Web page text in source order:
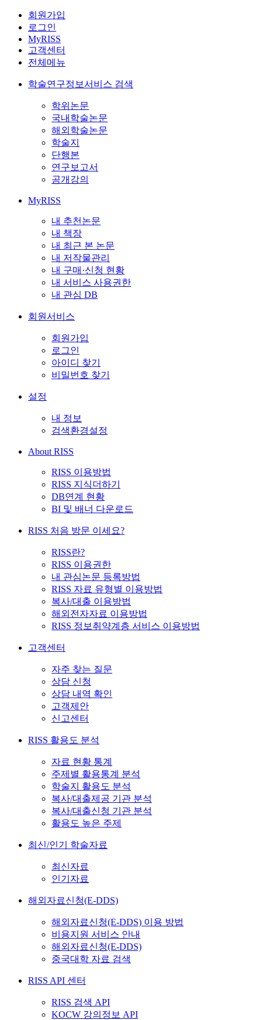
회원가입
로그인
MyRISS
고객센터
전체메뉴
학술연구정보서비스 검색
학위논문
국내학술논문
해외학술논문
학술지
단행본
연구보고서
공개강의
MyRISS
내 추천논문
내 책장
내 최근 본 논문
내 저작물관리
내 구매·신청 현황
내 서비스 사용권한
내 관심 DB
회원서비스
회원가입
로그인
아이디 찾기
비밀번호 찾기
설정
내 정보
검색환경설정
About RISS
RISS 이용방법
RISS 지식더하기
DB연계 현황
BI 및 배너 다운로드
RISS 처음 방문 이세요?
RISS란?
RISS 이용권한
내 관심논문 등록방법
RISS 자료 유형별 이용방법
복사/대출 이용방법
해외전자자료 이용방법
RISS 정보취약계층 서비스 이용방법
고객센터
자주 찾는 질문
상담 신청
상담 내역 확인
고객제안
신고센터
RISS 활용도 분석
자료 현황 통계
주제별 활용통계 분석
학술지 활용도 분석
복사/대출제공 기관 분석
복사/대출신청 기관 분석
활용도 높은 주제
최신/인기 학술자료
최신자료
인기자료
해외자료신청(E-DDS)
해외자료신청(E-DDS) 이용 방법
비용지원 서비스 안내
해외자료신청(E-DDS)
중국대학 자료 검색
RISS API 센터
RISS 검색 API
KOCW 강의정보 API